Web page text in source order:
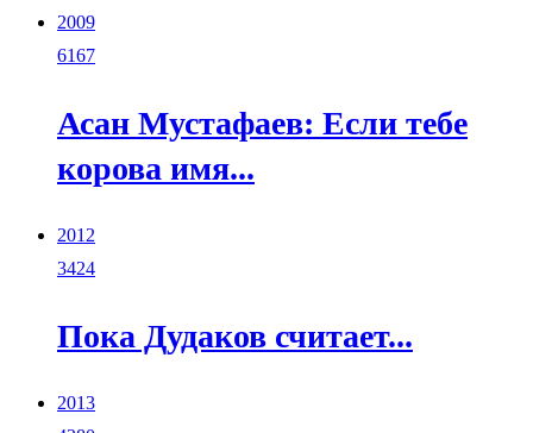
2009
6167
Асан Мустафаев: Если тебе
корова имя...
2012
3424
Пока Дудаков считает...
2013